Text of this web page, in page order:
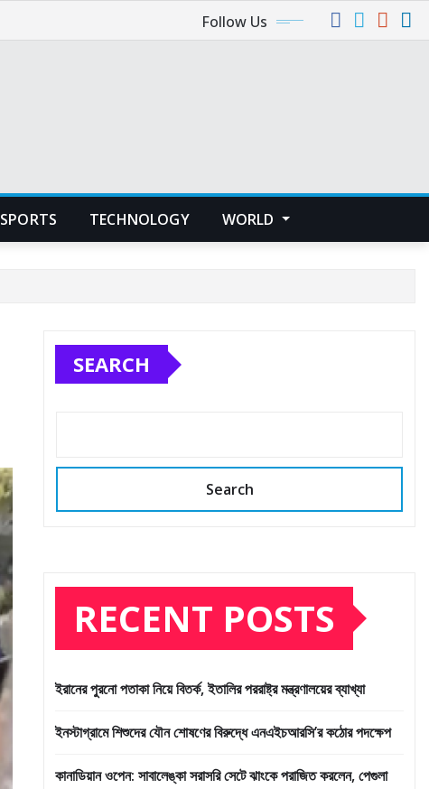
Follow Us
SPORTS TECHNOLOGY WORLD
SEARCH
Search
RECENT POSTS
ইরানের পুরনো পতাকা নিয়ে বিতর্ক, ইতালির পররাষ্ট্র মন্ত্রণালয়ের ব্যাখ্যা
ইনস্টাগ্রামে শিশুদের যৌন শোষণের বিরুদ্ধে এনএইচআরসি’র কঠোর পদক্ষেপ
কানাডিয়ান ওপেন: সাবালেঙ্কা সরাসরি সেটে ঝাংকে পরাজিত করলেন, পেগুলা